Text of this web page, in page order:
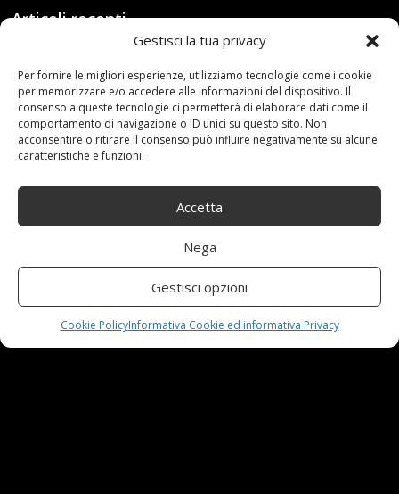
Gestisci la tua privacy
Per fornire le migliori esperienze, utilizziamo tecnologie come i cookie
per memorizzare e/o accedere alle informazioni del dispositivo. Il
consenso a queste tecnologie ci permetterà di elaborare dati come il
comportamento di navigazione o ID unici su questo sito. Non
acconsentire o ritirare il consenso può influire negativamente su alcune
caratteristiche e funzioni.
Accetta
Nega
Gestisci opzioni
Cookie PolicyInformativa Cookie ed informativa Privacy
Articoli recenti
da sapere
21 Aprile,2026
Range Rover: un’icona tra i luxury SUV
25 Novembre,2024
Nuova MG ZS Hybrid+: i SUV si fanno ibridi
24 Novembre,2024
Automobili e sicurezza: l’importanza della
23 Aprile,2024